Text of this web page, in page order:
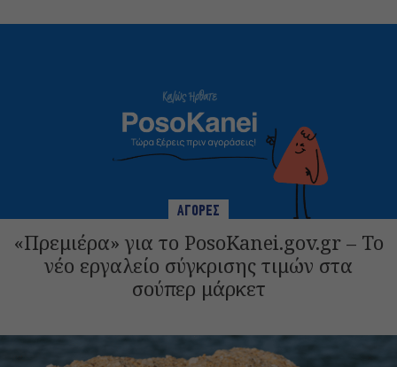
ΑΓΟΡΕΣ
«Πρεμιέρα» για το PosoKanei.gov.gr – Το
νέο εργαλείο σύγκρισης τιμών στα
σούπερ μάρκετ